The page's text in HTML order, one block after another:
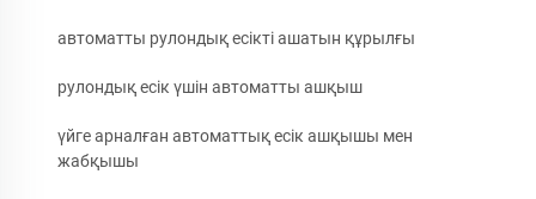
автоматты рулондық есікті ашатын құрылғы
рулондық есік үшін автоматты ашқыш
үйге арналған автоматтық есік ашқышы мен
жабқышы